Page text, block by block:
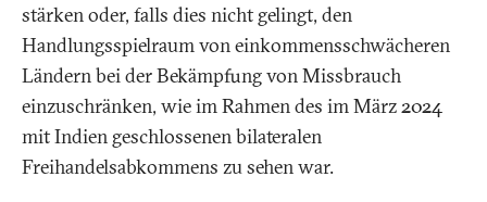
stärken oder, falls dies nicht gelingt, den
Handlungsspielraum von einkommensschwächeren
Ländern bei der Bekämpfung von Missbrauch
einzuschränken, wie im Rahmen des im März 2024
mit Indien geschlossenen bilateralen
Freihandelsabkommens zu sehen war.